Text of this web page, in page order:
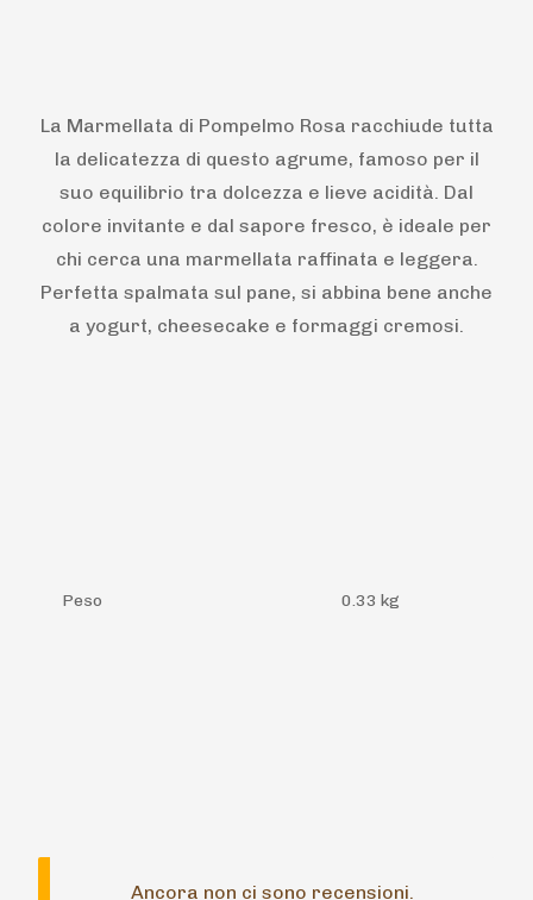
La Marmellata di Pompelmo Rosa racchiude tutta
la delicatezza di questo agrume, famoso per il
suo equilibrio tra dolcezza e lieve acidità. Dal
colore invitante e dal sapore fresco, è ideale per
chi cerca una marmellata raffinata e leggera.
Perfetta spalmata sul pane, si abbina bene anche
a yogurt, cheesecake e formaggi cremosi.
Peso 0.33 kg
Ancora non ci sono recensioni.